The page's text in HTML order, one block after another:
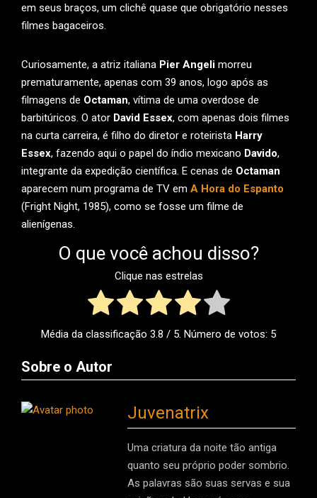
em seus braços, um clichê quase que obrigatório nesses
filmes bagaceiros.
Curiosamente, a atriz italiana Pier Angeli morreu
prematuramente, apenas com 39 anos, logo após as
filmagens de Octaman, vítima de uma overdose de
barbitúricos. O ator David Essex, com apenas dois filmes
na curta carreira, é filho do diretor e roteirista Harry
Essex, fazendo aqui o papel do índio mexicano Davido,
integrante da expedição científica. E cenas de Octaman
aparecem num programa de TV em A Hora do Espanto
(Fright Night, 1985), como se fosse um filme de
alienígenas.
O que você achou disso?
Clique nas estrelas
Média da classificação 3.8 / 5. Número de votos: 5
Sobre o Autor
Juvenatrix
Uma criatura da noite tão antiga
quanto seu próprio poder sombrio.
As palavras são suas servas e sua